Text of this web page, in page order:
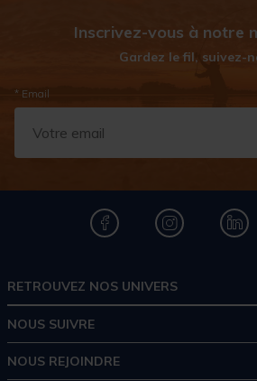
Inscrivez-vous à notre
Gardez le fil, suivez-
* Email
RETROUVEZ NOS UNIVERS
NOUS SUIVRE
NOUS REJOINDRE